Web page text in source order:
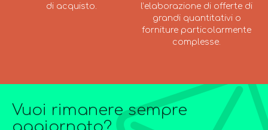
di acquisto.
l’elaborazione di offerte di
grandi quantitativi o
forniture particolarmente
complesse.
Vuoi rimanere sempre